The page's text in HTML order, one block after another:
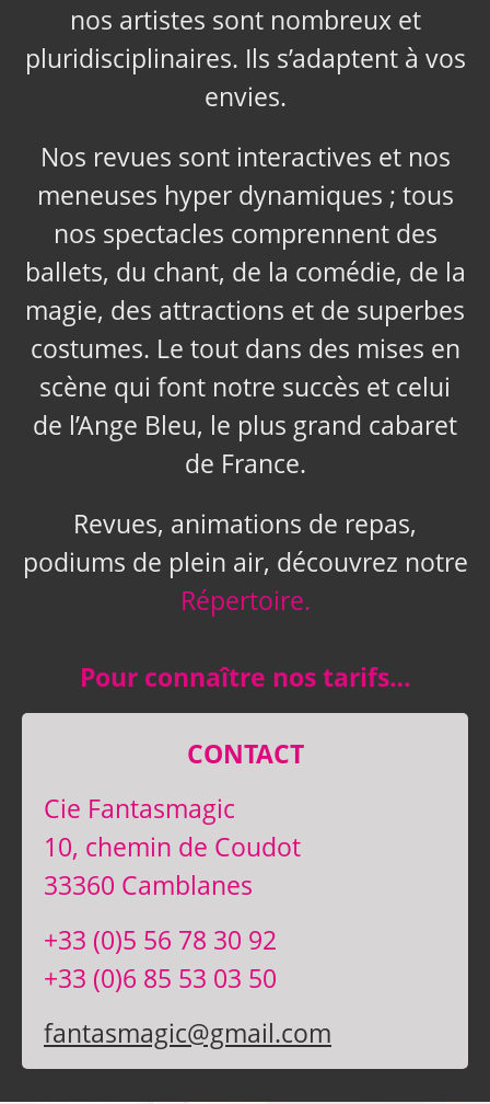
nos artistes sont nombreux et
pluridisciplinaires. Ils s’adaptent à vos
envies.
Nos revues sont interactives et nos
meneuses hyper dynamiques ; tous
nos spectacles comprennent des
ballets, du chant, de la comédie, de la
magie, des attractions et de superbes
costumes. Le tout dans des mises en
scène qui font notre succès et celui
de l’Ange Bleu, le plus grand cabaret
de France.
Revues, animations de repas,
podiums de plein air, découvrez notre
Répertoire.
Pour connaître nos tarifs…
CONTACT
Cie Fantasmagic
10, chemin de Coudot
33360 Camblanes
+33 (0)5 56 78 30 92
+33 (0)6 85 53 03 50
fantasmagic@gmail.com